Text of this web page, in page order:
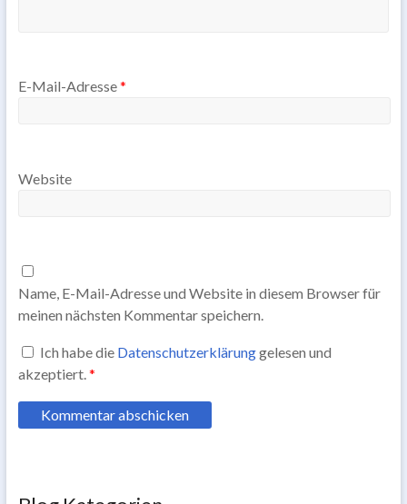
E-Mail-Adresse*
Website
Name, E-Mail-Adresse und Website in diesem Browser für
meinen nächsten Kommentar speichern.
Ich habe die Datenschutzerklärunggelesen und
akzeptiert.*